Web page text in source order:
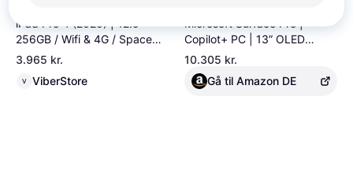
iPad Pro 4 (2020) | 12.9" -
256GB / Wifi & 4G / Space
Grey
3.965 kr.
V ViberStore
Microsoft Surface Pro |
Copilot+ PC | 13” OLED
Touchscreen | Snapdragon®
X Elite (12 Kerne) | 16GB RAM
| 256GB SSD | neuestes
10.305 kr.
Gå til Amazon DE